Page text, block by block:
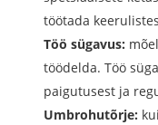
töötada
Töö sügavus:
töödelda. Töö
paigutusest ja
Umbrohutõrje: